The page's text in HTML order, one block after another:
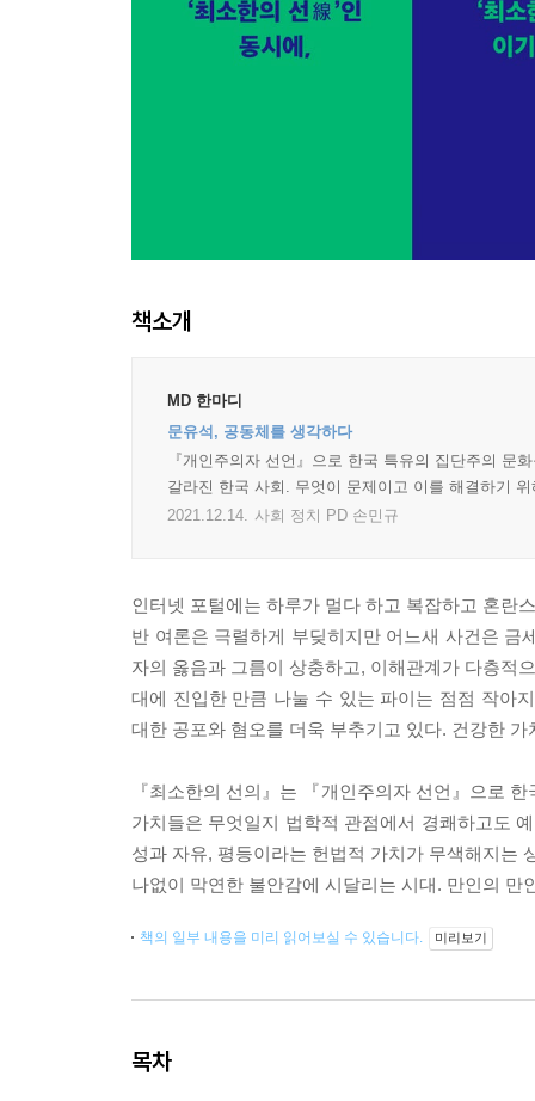
책소개
MD 한마디
문유석, 공동체를 생각하다
『개인주의자 선언』으로 한국 특유의 집단주의 문
갈라진 한국 사회. 무엇이 문제이고 이를 해결하기
2021.12.14. 사회 정치 PD 손민규
인터넷 포털에는 하루가 멀다 하고 복잡하고 혼란
반 여론은 극렬하게 부딪히지만 어느새 사건은
자의 옳음과 그름이 상충하고, 이해관계가 다층적
대에 진입한 만큼 나눌 수 있는 파이는 점점 작아
대한 공포와 혐오를 더욱 부추기고 있다. 건강한
『최소한의 선의』는 『개인주의자 선언』으로
가치들은 무엇일지 법학적 관점에서 경쾌하고도
성과 자유, 평등이라는 헌법적 가치가 무색해지는
나없이 막연한 불안감에 시달리는 시대. 만인의 만
책의 일부 내용을 미리 읽어보실 수 있습니다. 미리보기
목차